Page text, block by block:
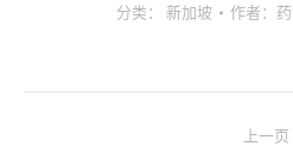
分类： 新加坡 作者：
上一页